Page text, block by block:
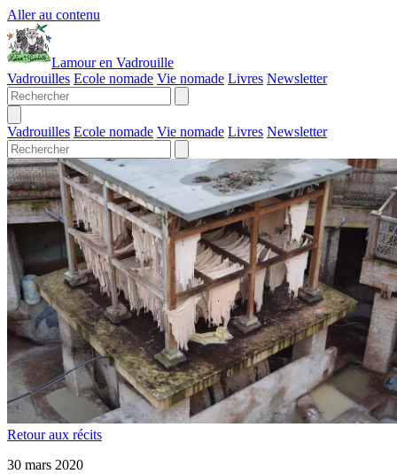
Aller au contenu
Lamour en Vadrouille
Vadrouilles Ecole nomade Vie nomade Livres Newsletter
Vadrouilles Ecole nomade Vie nomade Livres Newsletter
Retour aux récits
30 mars 2020